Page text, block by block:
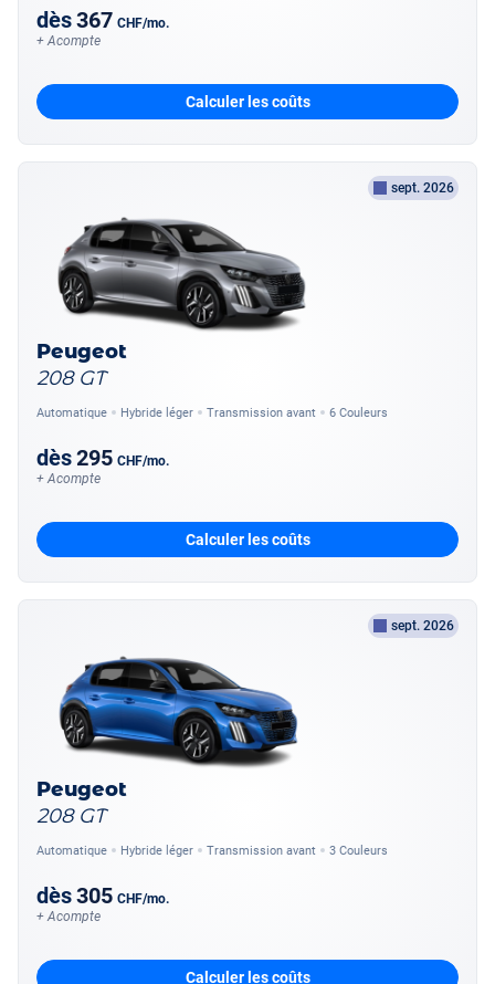
dès367 CHF/mo.
+ Acompte
Calculer les coûts
sept. 2026
Peugeot
208 GT
Automatique Hybride léger Transmission avant 6 Couleurs
dès295 CHF/mo.
+ Acompte
Calculer les coûts
sept. 2026
Peugeot
208 GT
Automatique Hybride léger Transmission avant 3 Couleurs
dès305 CHF/mo.
+ Acompte
Calculer les coûts